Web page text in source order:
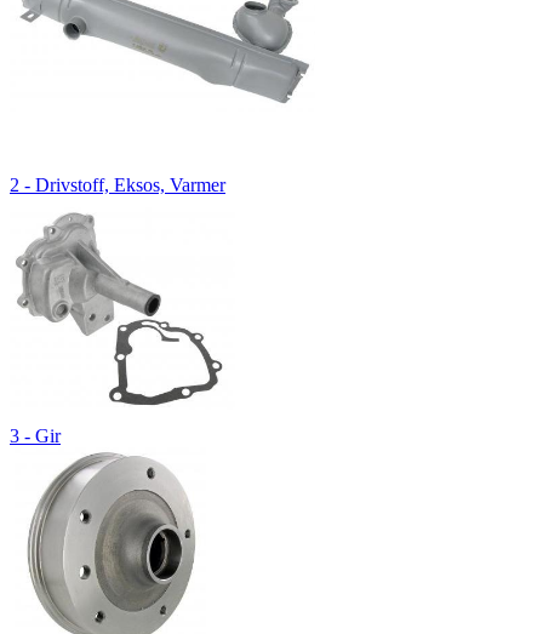
2 - Drivstoff, Eksos, Varmer
3 - Gir